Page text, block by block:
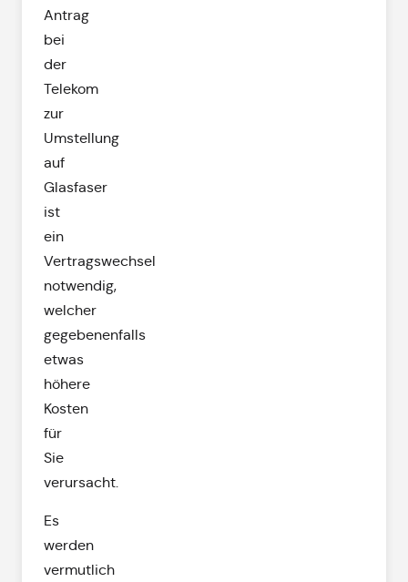
Antrag
bei
der
Telekom
zur
Umstellung
auf
Glasfaser
ist
ein
Vertragswechsel
notwendig,
welcher
gegebenenfalls
etwas
höhere
Kosten
für
Sie
verursacht.
Es
werden
vermutlich